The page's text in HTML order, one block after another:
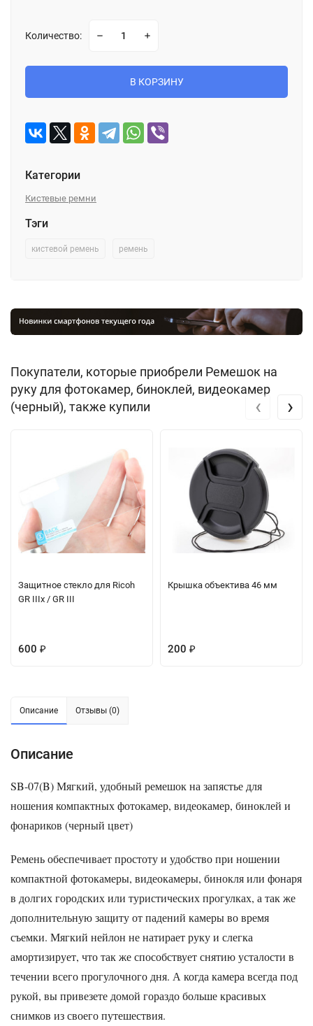
Количество:
В КОРЗИНУ
Категории
Кистевые ремни
Тэги
кистевой ремень ремень
Покупатели, которые приобрели Ремешок на
руку для фотокамер, биноклей, видеокамер
(черный), также купили
Защитное стекло для Ricoh
GR IIIx / GR III
600 ₽
Крышка объектива 46 мм
200 ₽
‹ ›
Описание Отзывы (0)
Описание
SB-07(B) Мягкий, удобный ремешок на запястье для
ношения компактных фотокамер, видеокамер, биноклей и
фонариков (черный цвет)
Ремень обеспечивает простоту и удобство при ношении
компактной фотокамеры, видеокамеры, бинокля или фонаря
в долгих городских или туристических прогулках, а так же
дополнительную защиту от падений камеры во время
съемки. Мягкий нейлон не натирает руку и слегка
амортизирует, что так же способствует снятию усталости в
течении всего прогулочного дня. А когда камера всегда под
рукой, вы привезете домой гораздо больше красивых
снимков из своего путешествия.